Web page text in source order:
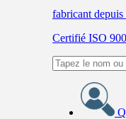
fabricant depuis
Certifié ISO